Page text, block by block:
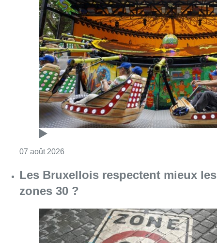
07 août 2026
Les Bruxellois respectent mieux les
zones 30 ?